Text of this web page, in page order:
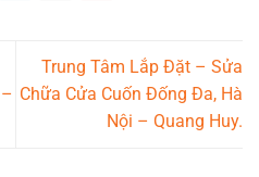
Trung Tâm Lắp Đặt – Sửa
Chữa Cửa Cuốn Đống Đa, Hà
Nội – Quang Huy.